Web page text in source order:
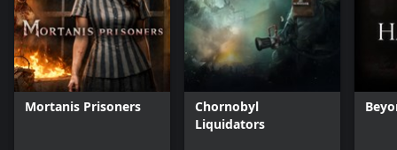
Mortanis Prisoners
Chornobyl
Liquidators